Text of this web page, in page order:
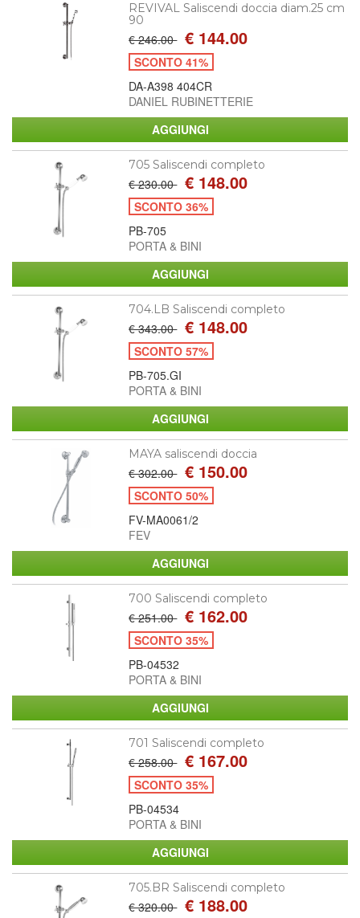
REVIVAL Saliscendi doccia diam.25 cm
90
€ 246.00 € 144.00
SCONTO 41%
DA-A398 404CR
DANIEL RUBINETTERIE
705 Saliscendi completo
€ 230.00 € 148.00
SCONTO 36%
PB-705
PORTA & BINI
704.LB Saliscendi completo
€ 343.00 € 148.00
SCONTO 57%
PB-705.GI
PORTA & BINI
MAYA saliscendi doccia
€ 302.00 € 150.00
SCONTO 50%
FV-MA0061/2
FEV
700 Saliscendi completo
€ 251.00 € 162.00
SCONTO 35%
PB-04532
PORTA & BINI
701 Saliscendi completo
€ 258.00 € 167.00
SCONTO 35%
PB-04534
PORTA & BINI
705.BR Saliscendi completo
€ 320.00 € 188.00